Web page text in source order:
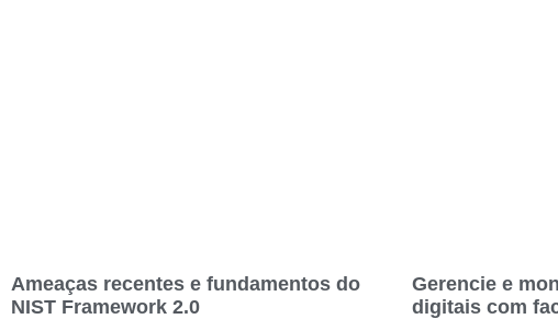
Ameaças recentes e fundamentos do
NIST Framework 2.0
Gerencie e
digitais com